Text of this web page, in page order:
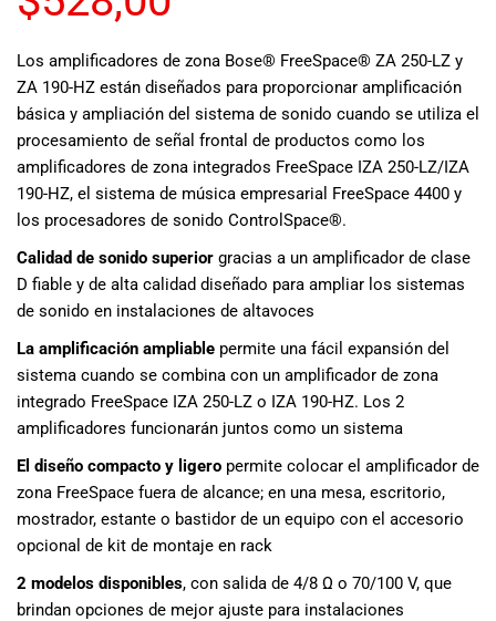
de expertos en
música está
aquí para
ayudarte a
encontrar el
instrumento o
equipo de
adecuado para
ti, y ofrecerte el
mejor servicio
posible.
Además,
ofrecemos
precios
competitivos y
promociones
especiales
para nuestros
clientes. Ven a
visitarnos en
nuestra tienda
Los amplificadores de zona Bose® FreeSpace® ZA 250-LZ y
ZA 190-HZ están diseñados para proporcionar amplificación
básica y ampliación del sistema de sonido cuando se utiliza el
procesamiento de señal frontal de productos como los
amplificadores de zona integrados FreeSpace IZA 250-LZ/IZA
190-HZ, el sistema de música empresarial FreeSpace 4400 y
los procesadores de sonido ControlSpace®.
Calidad de sonido superior gracias a un amplificador de clase
D fiable y de alta calidad diseñado para ampliar los sistemas
de sonido en instalaciones de altavoces
La amplificación ampliable permite una fácil expansión del
sistema cuando se combina con un amplificador de zona
integrado FreeSpace IZA 250-LZ o IZA 190-HZ. Los 2
amplificadores funcionarán juntos como un sistema
El diseño compacto y ligero permite colocar el amplificador de
zona FreeSpace fuera de alcance; en una mesa, escritorio,
mostrador, estante o bastidor de un equipo con el accesorio
opcional de kit de montaje en rack
2 modelos disponibles, con salida de 4/8 Ω o 70/100 V, que
brindan opciones de mejor ajuste para instalaciones